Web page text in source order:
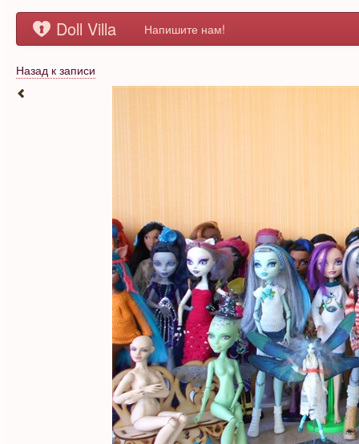
Doll Villa Напишите нам!
Назад к записи